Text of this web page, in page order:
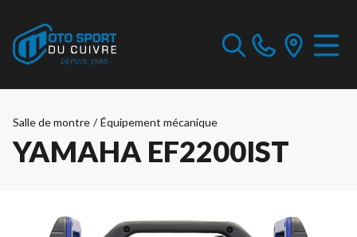
Salle de montre / Équipement mécanique
YAMAHA EF2200IST